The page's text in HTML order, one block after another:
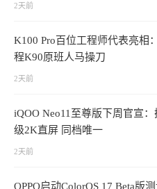
2天前
K100 Pro百位工程师代表亮相
程K90原班人马操刀
2天前
iQOO Neo11至尊版下周官宣
级2K直屏 同档唯一
2天前
OPPO启动ColorOS 17 Beta版